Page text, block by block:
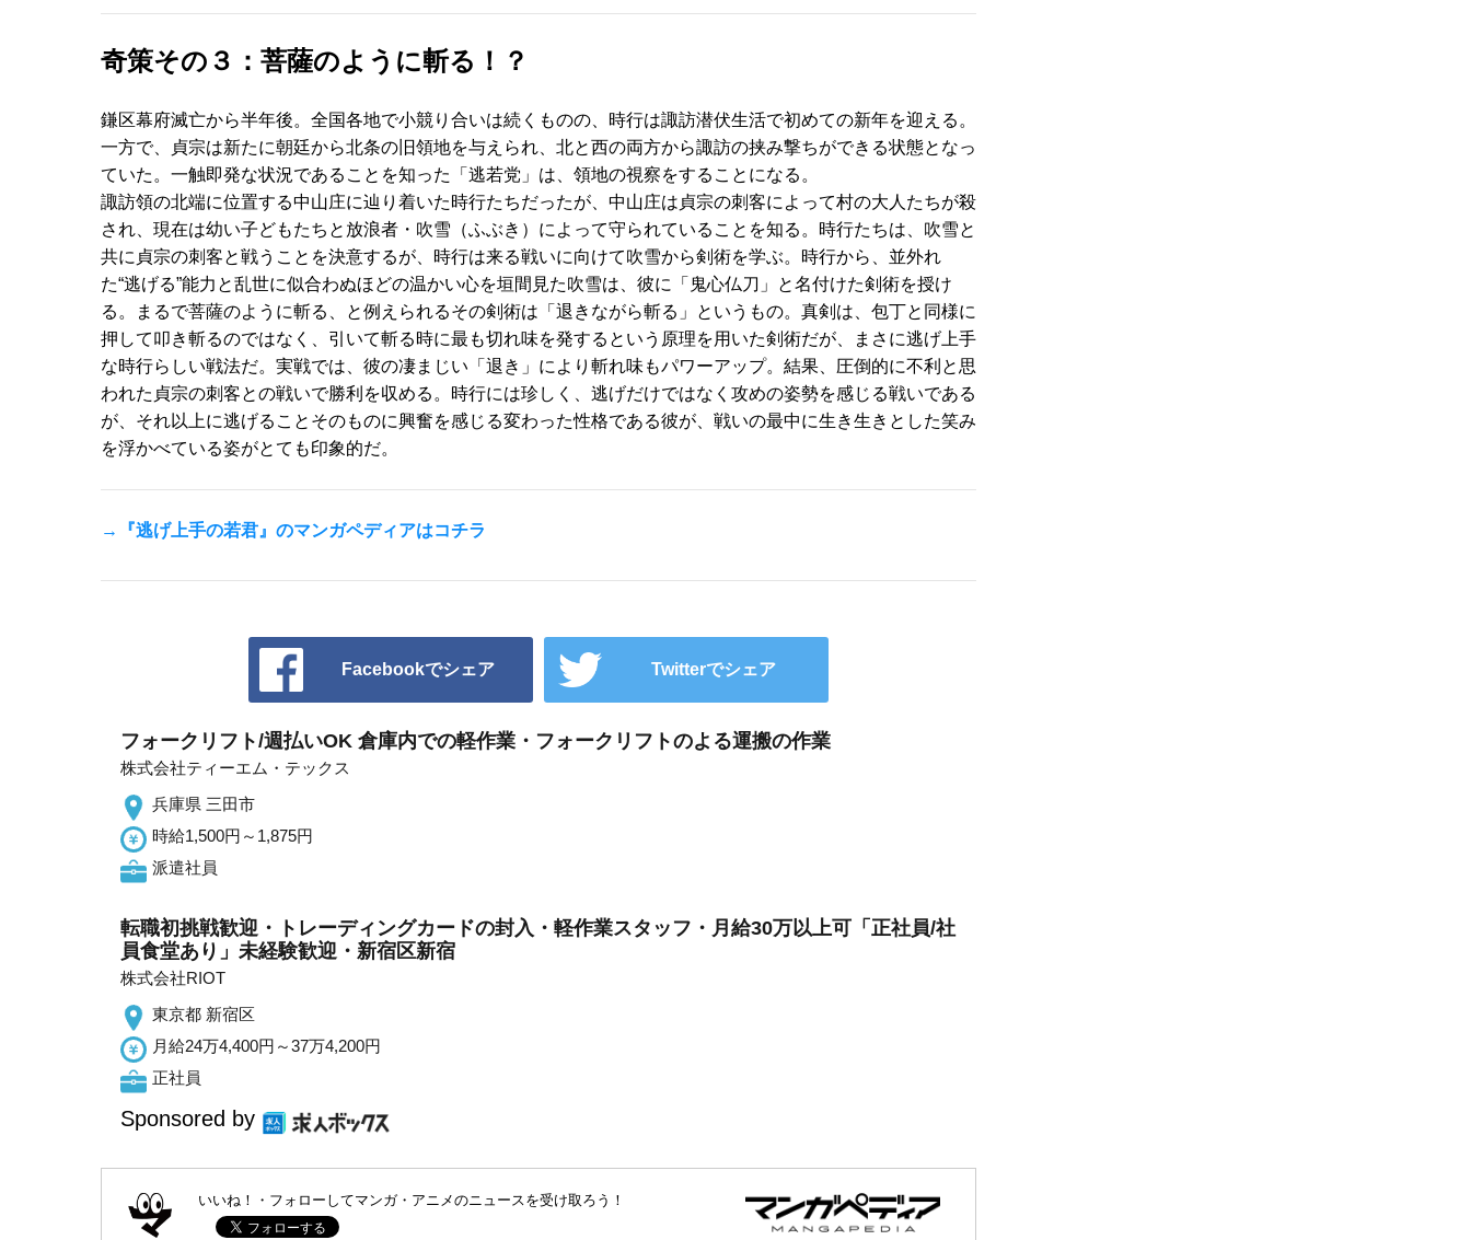
奇策その３：菩薩のように斬る！？
鎌区幕府滅亡から半年後。全国各地で小競り合いは続くものの、時行は諏訪潜伏生活で初めての新年を迎える。
一方で、貞宗は新たに朝廷から北条の旧領地を与えられ、北と西の両方から諏訪の挟み撃ちができる状態となっ
ていた。一触即発な状況であることを知った「逃若党」は、領地の視察をすることになる。
諏訪領の北端に位置する中山庄に辿り着いた時行たちだったが、中山庄は貞宗の刺客によって村の大人たちが殺
され、現在は幼い子どもたちと放浪者・吹雪（ふぶき）によって守られていることを知る。時行たちは、吹雪と
共に貞宗の刺客と戦うことを決意するが、時行は来る戦いに向けて吹雪から剣術を学ぶ。時行から、並外れ
た“逃げる”能力と乱世に似合わぬほどの温かい心を垣間見た吹雪は、彼に「鬼心仏刀」と名付けた剣術を授け
る。まるで菩薩のように斬る、と例えられるその剣術は「退きながら斬る」というもの。真剣は、包丁と同様に
押して叩き斬るのではなく、引いて斬る時に最も切れ味を発するという原理を用いた剣術だが、まさに逃げ上手
な時行らしい戦法だ。実戦では、彼の凄まじい「退き」により斬れ味もパワーアップ。結果、圧倒的に不利と思
われた貞宗の刺客との戦いで勝利を収める。時行には珍しく、逃げだけではなく攻めの姿勢を感じる戦いである
が、それ以上に逃げることそのものに興奮を感じる変わった性格である彼が、戦いの最中に生き生きとした笑み
を浮かべている姿がとても印象的だ。
→『逃げ上手の若君』のマンガペディアはコチラ
Facebookでシェア Twitterでシェア
フォークリフト/週払いOK 倉庫内での軽作業・フォークリフトのよる運搬の作業
株式会社ティーエム・テックス
兵庫県 三田市
時給1,500円～1,875円
派遣社員
転職初挑戦歓迎・トレーディングカードの封入・軽作業スタッフ・月給30万以上可「正社員/社
員食堂あり」未経験歓迎・新宿区新宿
株式会社RIOT
東京都 新宿区
月給24万4,400円～37万4,200円
正社員
Sponsored by
いいね！・フォローしてマンガ・アニメのニュースを受け取ろう！